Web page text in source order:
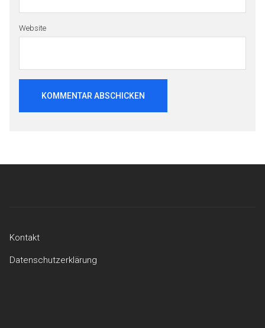
Website
Kontakt
Datenschutzerklärung